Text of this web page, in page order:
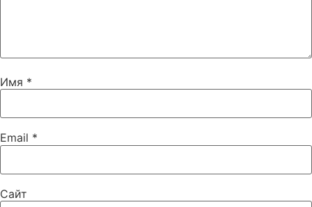
Имя *
Email *
Сайт